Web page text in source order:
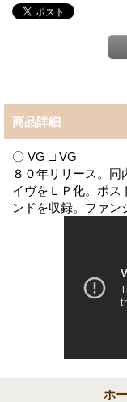
商品詳細
〇 VG □ VG
８０年リリース。
イヴをＬＰ化。ポス
ンドを収録。ファン
ホ